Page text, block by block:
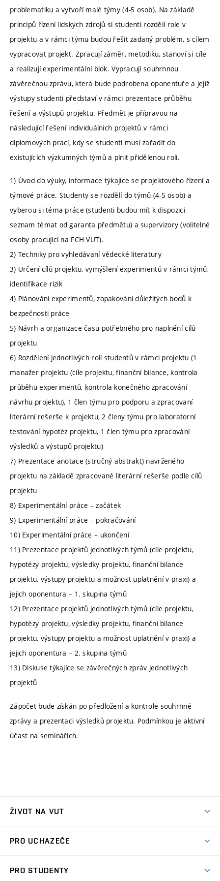
problematiku a vytvoří malé týmy (4-5 osob). Na základě
principů řízení lidských zdrojů si studenti rozdělí role v
projektu a v rámci týmu budou řešit zadaný problém, s cílem
vypracovat projekt. Zpracují záměr, metodiku, stanoví si cíle
a realizují experimentální blok. Vypracují souhrnnou
závěrečnou zprávu, která bude podrobena oponentuře a jejíž
výstupy studenti představí v rámci prezentace průběhu
řešení a výstupů projektu. Předmět je přípravou na
následující řešení individuálních projektů v rámci
diplomových prací, kdy se studenti musí zařadit do
existujících výzkumných týmů a plnit přidělenou roli.
1) Úvod do výuky, informace týkajíce se projektového řízení a
týmové práce. Studenty se rozdělí do týmů (4-5 osob) a
vyberou si téma práce (studenti budou mít k dispozici
seznam témat od garanta předmětu) a supervizory (volitelné
osoby pracující na FCH VUT).
2) Techniky pro vyhledávaní vědecké literatury
3) Určení cílů projektu, vymýšlení experimentů v rámci týmů,
identifikace rizik
4) Plánování experimentů, zopakování důležitých bodů k
bezpečnosti práce
5) Návrh a organizace času potřebného pro naplnění cílů
projektu
6) Rozdělení jednotlivých rolí studentů v rámci projektu (1
manažer projektu (cíle projektu, finanční bilance, kontrola
průběhu experimentů, kontrola konečného zpracování
návrhu projektu), 1 člen týmu pro podporu a zpracovaní
literární rešerše k projektu, 2 členy týmu pro laboratorní
testování hypotéz projektu, 1 člen týmu pro zpracování
výsledků a výstupů projektu)
7) Prezentace anotace (stručný abstrakt) navrženého
projektu na základě zpracované literární rešerše podle cílů
projektu
8) Experimentální práce – začátek
9) Experimentální práce – pokračování
10) Experimentální práce – ukončení
11) Prezentace projektů jednotlivých týmů (cíle projektu,
hypotézy projektu, výsledky projektu, finanční bilance
projektu, výstupy projektu a možnost uplatnění v praxi) a
jejich oponentura – 1. skupina týmů
12) Prezentace projektů jednotlivých týmů (cíle projektu,
hypotézy projektu, výsledky projektu, finanční bilance
projektu, výstupy projektu a možnost uplatnění v praxi) a
jejich oponentura – 2. skupina týmů
13) Diskuse týkajíce se závěrečných zpráv jednotlivých
projektů
Zápočet bude získán po předložení a kontrole souhrnné
zprávy a prezentaci výsledků projektu. Podmínkou je aktivní
účast na seminářích.
ŽIVOT NA VUT
Koleje
PRO UCHAZEČE
PRO STUDENTY